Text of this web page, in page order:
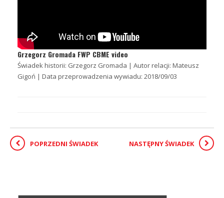
Grzegorz Gromada FWP CBME video
Świadek historii: Grzegorz Gromada | Autor relacji: Mateusz
Gigoń | Data przeprowadzenia wywiadu: 2018/09/03
POPRZEDNI ŚWIADEK NASTĘPNY ŚWIADEK